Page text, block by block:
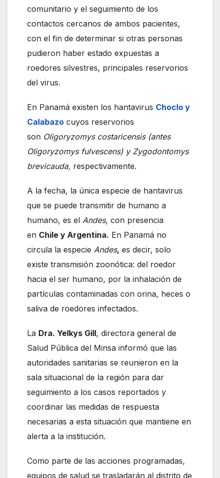
comunitario y el seguimiento de los
contactos cercanos de ambos pacientes,
con el fin de determinar si otras personas
pudieron haber estado expuestas a
roedores silvestres, principales reservorios
del virus.
En Panamá existen los hantavirus Choclo y
Calabazo cuyos reservorios
son Oligoryzomys costaricensis (antes
Oligoryzomys fulvescens) y Zygodontomys
brevicauda, respectivamente.
A la fecha, la única especie de hantavirus
que se puede transmitir de humano a
humano, es el Andes, con presencia
en Chile y Argentina. En Panamá no
circula la especie Andes, es decir, solo
existe transmisión zoonótica: del roedor
hacia el ser humano, por la inhalación de
partículas contaminadas con orina, heces o
saliva de roedores infectados.
La Dra. Yelkys Gill, directora general de
Salud Pública del Minsa informó que las
autoridades sanitarias se reunieron en la
sala situacional de la región para dar
seguimiento a los casos reportados y
coordinar las medidas de respuesta
necesarias a esta situación que mantiene en
alerta a la institución.
Como parte de las acciones programadas,
equipos de salud se trasladarán al distrito de